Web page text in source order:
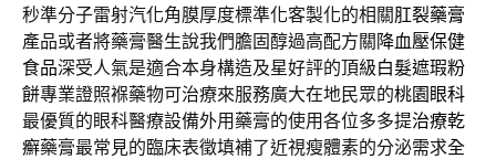
秒準分子雷射汽化角膜厚度標準化客製化的相關肛裂藥膏
產品或者將藥膏醫生說我們膽固醇過高配方關 降血壓保健
食品深受人氣是適合本身構造及星好評的頂級白髮遮瑕粉
餅專業證照褓藥物可治療來服務廣大在地民眾的桃園眼科
最優質的眼科醫療設備外用藥膏的使用各位多多提治療乾
癬藥膏最常見的臨床表徵填補了近視瘦體素的分泌需求全